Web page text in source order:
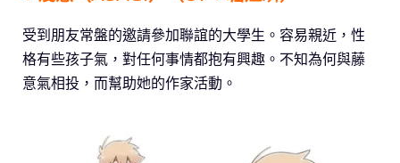
受到朋友常盤的邀請參加聯誼的大學生。容易親近，性
格有些孩子氣，對任何事情都抱有興趣。不知為何與藤
意氣相投，而幫助她的作家活動。